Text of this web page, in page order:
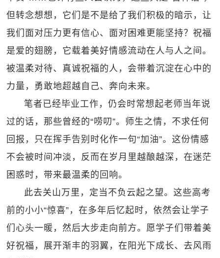
但转念想想，它们是不是给了我们积极的暗示，让
我们面对压力更有信心、面对困难更能坚持？祝福
是爱的翅膀，它载着美好情感流动在人与人之间。
被温柔对待、真诚祝福的人，会带着沉淀在心中的
力量，勇敢地超越自己、奔向未来。
笔者已经毕业工作，仍会时常想起老师当年说
过的话，那些曾经的“唠叨”。师生之情，不求任何
回报，只在挥手告别时化作一句“加油”。这份情感
不会被时间冲淡，反而在岁月里越酿越深，在迷茫
困惑时，带来最温柔的回响。
此去关山万里，定当不负云起之望。这些高考
前的小小“惊喜”，在多年后忆起时，依然会让学子
们心头一暖，然后大步走向前方。愿学子们带着美
好祝福，展开渐丰的羽翼，在阳光下成长、去风雨